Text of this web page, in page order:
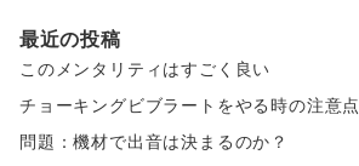
最近の投稿
このメンタリティはすごく良い
チョーキングビブラートをやる時の注意点
問題：機材で出音は決まるのか？